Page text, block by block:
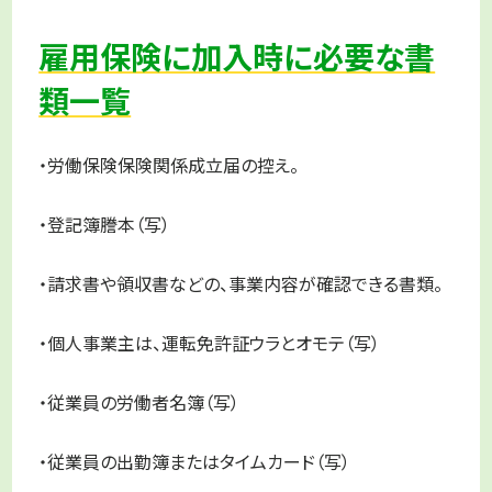
雇用保険に加入時に必要な書
類一覧
・労働保険保険関係成立届の控え。
・登記簿謄本（写）
・請求書や領収書などの、事業内容が確認できる書類。
・個人事業主は、運転免許証ウラとオモテ（写）
・従業員の労働者名簿（写）
・従業員の出勤簿またはタイムカード（写）